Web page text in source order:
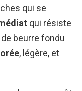
qui se
qui résiste
beurre fondu
, légère, et